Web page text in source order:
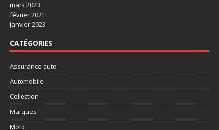
mars 2023
février 2023
janvier 2023
CATÉGORIES
Assurance auto
Automobile
Collection
Marques
Moto